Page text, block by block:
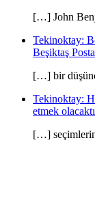
[…] John
Tekinoktay:
Beşiktaş
[…] bir
Tekinoktay:
etmek
[…]